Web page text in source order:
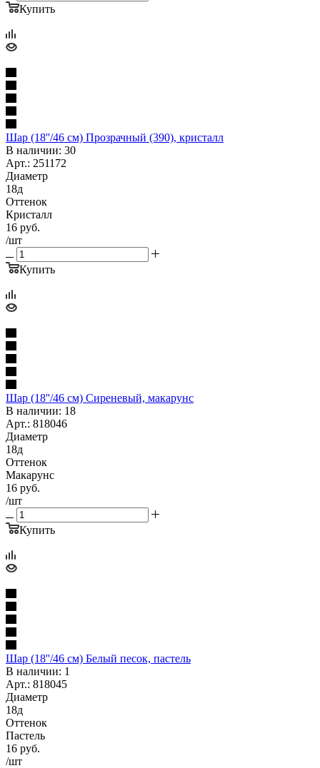
Купить
Шар (18''/46 см) Прозрачный (390), кристалл
В наличии: 30
Арт.: 251172
Диаметр
18д
Оттенок
Кристалл
16 руб.
/шт
Купить
Шар (18''/46 см) Сиреневый, макарунс
В наличии: 18
Арт.: 818046
Диаметр
18д
Оттенок
Макарунс
16 руб.
/шт
Купить
Шар (18''/46 см) Белый песок, пастель
В наличии: 1
Арт.: 818045
Диаметр
18д
Оттенок
Пастель
16 руб.
/шт